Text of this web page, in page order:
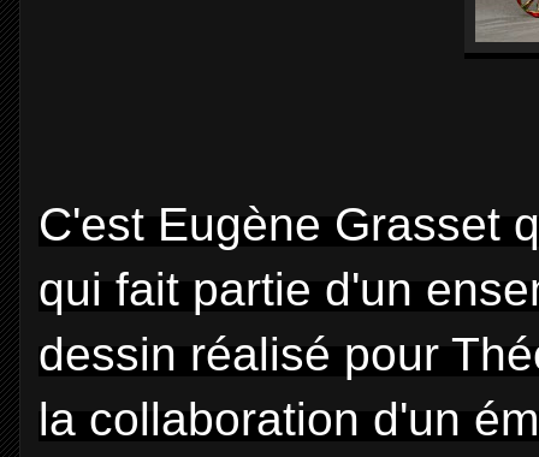
C'est Eugène Grasset
qui fait partie d'un
dessin réalisé pour
la collaboration d'un